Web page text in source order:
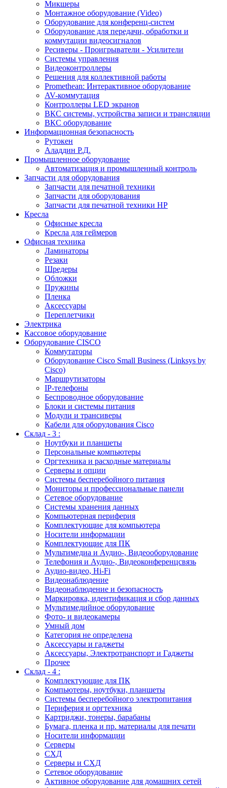
Микшеры
Монтажное оборудование (Video)
Оборудование для конференц-систем
Оборудование для передачи, обработки и
коммутации видеосигналов
Ресиверы - Проигрыватели - Усилители
Системы управления
Видеоконтроллеры
Решения для коллективной работы
Promethean: Интерактивное оборудование
AV-коммутация
Контроллеры LED экранов
ВКС системы, устройства записи и трансляции
ВКС оборудование
Информационная безопасность
Рутокен
Аладдин Р.Д.
Промышленное оборудование
Автоматизация и промышленный контроль
Запчасти для оборудования
Запчасти для печатной техники
Запчасти для оборудования
Запчасти для печатной техники HP
Кресла
Офисные кресла
Кресла для геймеров
Офисная техника
Ламинаторы
Резаки
Шредеры
Обложки
Пружины
Пленка
Аксессуары
Переплетчики
Электрика
Кассовое оборудование
Оборудование CISCO
Коммутаторы
Оборудование Cisco Small Business (Linksys by
Cisco)
Маршрутизаторы
IP-телефоны
Беспроводное оборудование
Блоки и системы питания
Модули и трансиверы
Кабели для оборудования Cisco
Склад - 3 :
Ноутбуки и планшеты
Персональные компьютеры
Оргтехника и расходные материалы
Серверы и опции
Системы бесперебойного питания
Мониторы и профессиональные панели
Сетевое оборудование
Системы хранения данных
Компьютерная периферия
Комплектующие для компьютера
Носители информации
Комплектующие для ПК
Мультимедиа и Аудио-, Видеооборудование
Телефония и Аудио-, Видеоконференцсвязь
Аудио-видео, Hi-Fi
Видеонаблюдение
Видеонаблюдение и безопасность
Маркировка, идентификация и сбор данных
Мультимедийное оборудование
Фото- и видеокамеры
Умный дом
Категория не определена
Аксессуары и гаджеты
Аксессуары, Электротранспорт и Гаджеты
Прочее
Склад - 4 :
Комплектующие для ПК
Компьютеры, ноутбуки, планшеты
Системы бесперебойного электропитания
Периферия и оргтехника
Картриджи, тонеры, барабаны
Бумага, пленка и пр. материалы для печати
Носители информации
Серверы
СХД
Серверы и СХД
Сетевое оборудование
Активное оборудование для домашних сетей